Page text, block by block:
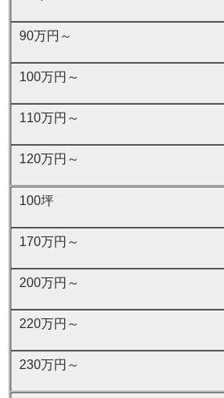
90万円～
100万円～
110万円～
120万円～
100坪
170万円～
200万円～
220万円～
230万円～